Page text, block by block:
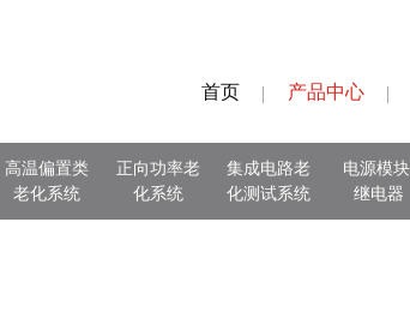
首页 产品中心
高温偏置类
老化系统
正向功率老
化系统
集成电路老
化测试系统
电源模
继电器